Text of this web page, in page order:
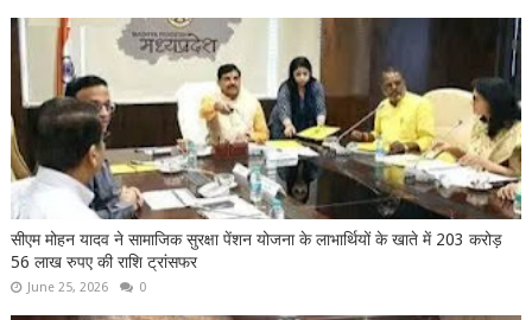
सीएम मोहन यादव ने सामाजिक सुरक्षा पेंशन योजना के लाभार्थियों के खाते में 203 करोड़
56 लाख रुपए की राशि ट्रांसफर
June 25, 2026 0